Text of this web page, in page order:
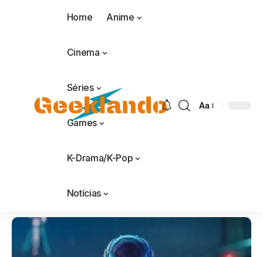
Home Anime
Cinema
Séries
Games
K-Drama/K-Pop
Notícias
Aa